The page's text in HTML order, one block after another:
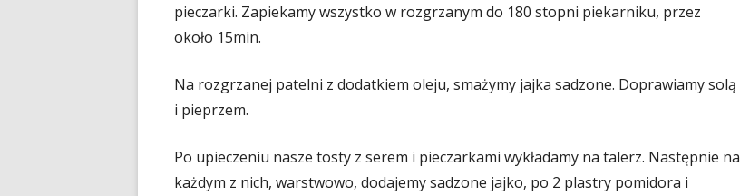
pieczarki. Zapiekamy wszystko w rozgrzanym do 180 stopni piekarniku, przez
około 15min.
Na rozgrzanej patelni z dodatkiem oleju, smażymy jajka sadzone. Doprawiamy solą
i pieprzem.
Po upieczeniu nasze tosty z serem i pieczarkami wykładamy na talerz. Następnie na
każdym z nich, warstwowo, dodajemy sadzone jajko, po 2 plastry pomidora i